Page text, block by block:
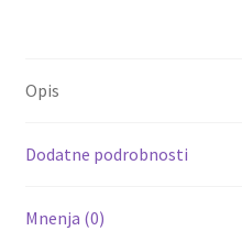
k
Opis
Dodatne podrobnosti
Mnenja (0)